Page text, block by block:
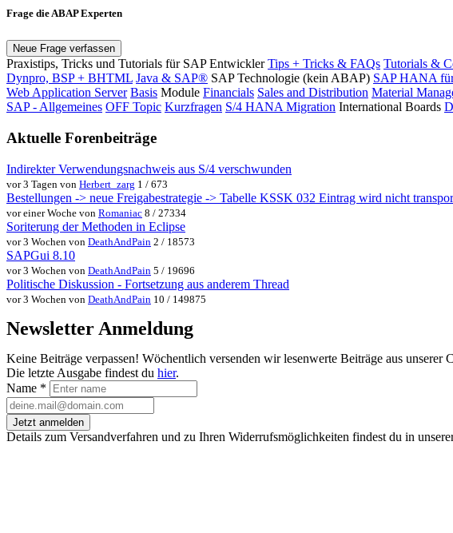
Frage die ABAP Experten
Neue Frage verfassen
Praxistips, Tricks und Tutorials für SAP Entwickler Tips + Tricks & FAQs Tutorials &
Dynpro, BSP + BHTML Java & SAP® SAP Technologie (kein ABAP) SAP HANA
Web Application Server Basis Module Financials Sales and Distribution Material
SAP - Allgemeines OFF Topic Kurzfragen S/4 HANA Migration International Boards
Aktuelle Forenbeiträge
Indirekter Verwendungsnachweis aus S/4 verschwunden
vor 3 Tagen von Herbert_zarg 1 / 673
Bestellungen -> neue Freigabestrategie -> Tabelle KSSK 032 Eintrag wird nicht
vor einer Woche von Romaniac 8 / 27334
Soriterung der Methoden in Eclipse
vor 3 Wochen von DeathAndPain 2 / 18573
SAPGui 8.10
vor 3 Wochen von DeathAndPain 5 / 19696
Politische Diskussion - Fortsetzung aus anderem Thread
vor 3 Wochen von DeathAndPain 10 / 149875
Newsletter Anmeldung
Keine Beiträge verpassen! Wöchentlich versenden wir lesenwerte Beiträge aus unserer
Die letzte Ausgabe findest du hier.
Name *
Jetzt anmelden
Details zum Versandverfahren und zu Ihren Widerrufsmöglichkeiten findest du in